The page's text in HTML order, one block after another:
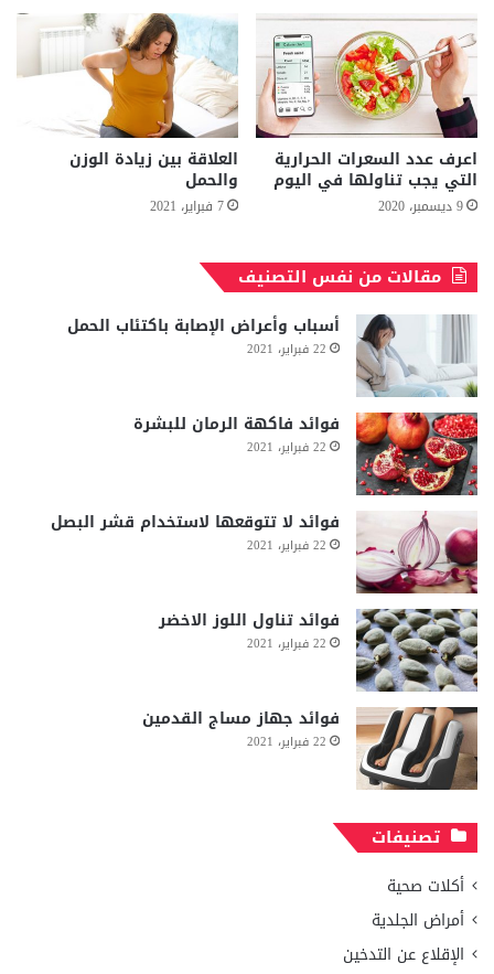
اعرف عدد السعرات الحرارية
التي يجب تناولها في اليوم
9 ديسمبر، 2020
العلاقة بين زيادة الوزن
والحمل
7 فبراير، 2021
مقالات من نفس التصنيف
أسباب وأعراض الإصابة باكتئاب الحمل
22 فبراير، 2021
فوائد فاكهة الرمان للبشرة
22 فبراير، 2021
فوائد لا تتوقعها لاستخدام قشر البصل
22 فبراير، 2021
فوائد تناول اللوز الاخضر
22 فبراير، 2021
فوائد جهاز مساج القدمين
22 فبراير، 2021
تصنيفات
أكلات صحية
أمراض الجلدية
الإقلاع عن التدخين